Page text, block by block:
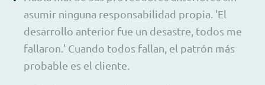
asumir ninguna responsabilidad propia. 'El
desarrollo anterior fue un desastre, todos me
fallaron.' Cuando todos fallan, el patrón más
probable es el cliente.